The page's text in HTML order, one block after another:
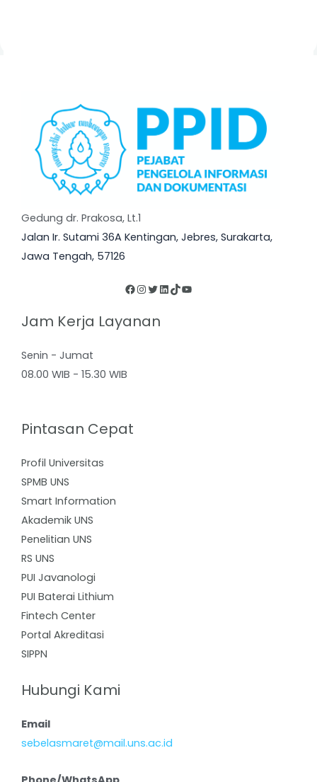
Gedung dr. Prakosa, Lt.1
Jalan Ir. Sutami 36A Kentingan, Jebres, Surakarta,
Jawa Tengah, 57126
Jam Kerja Layanan
Senin - Jumat
08.00 WIB - 15.30 WIB
Pintasan Cepat
Profil Universitas
SPMB UNS
Smart Information
Akademik UNS
Penelitian UNS
RS UNS
PUI Javanologi
PUI Baterai Lithium
Fintech Center
Portal Akreditasi
SIPPN
Hubungi Kami
Email
sebelasmaret@mail.uns.ac.id